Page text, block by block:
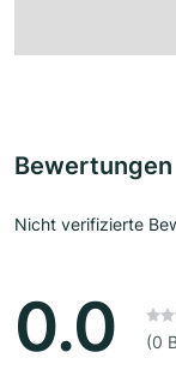
Bewertungen
Nicht verifizierte
0.0 (0